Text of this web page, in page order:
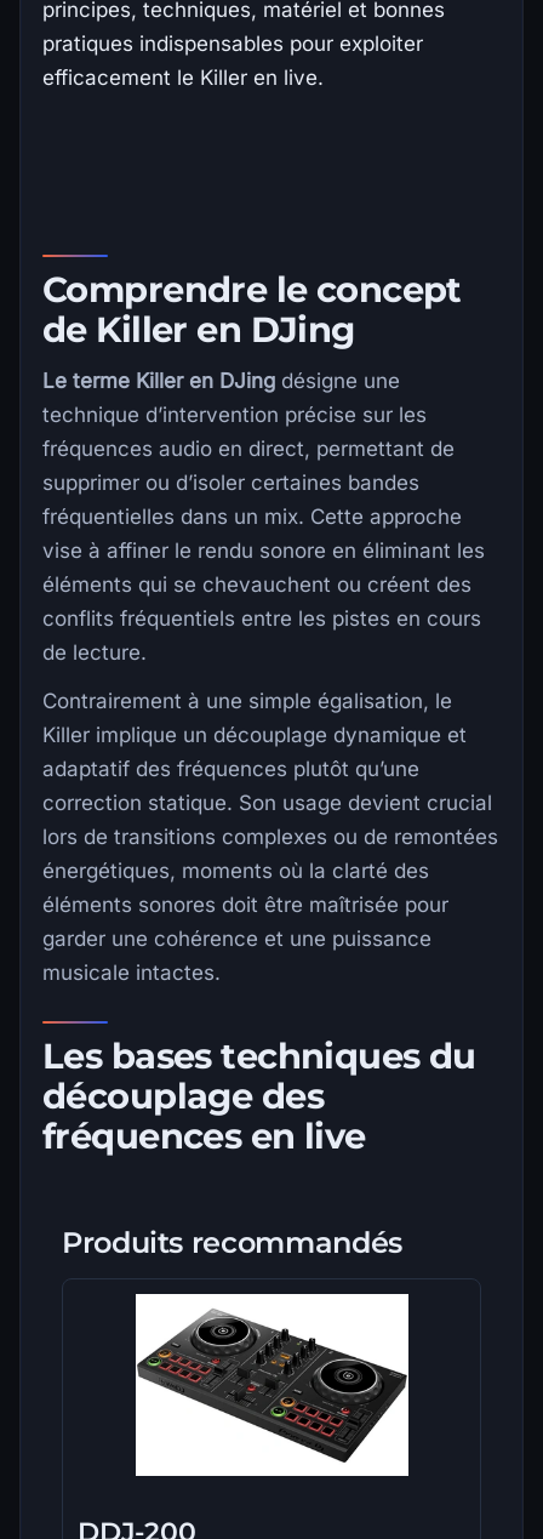
principes, techniques, matériel et bonnes
pratiques indispensables pour exploiter
efficacement le Killer en live.
Comprendre le concept
de Killer en DJing
Le terme Killer en DJing désigne une
technique d’intervention précise sur les
fréquences audio en direct, permettant de
supprimer ou d’isoler certaines bandes
fréquentielles dans un mix. Cette approche
vise à affiner le rendu sonore en éliminant les
éléments qui se chevauchent ou créent des
conflits fréquentiels entre les pistes en cours
de lecture.
Contrairement à une simple égalisation, le
Killer implique un découplage dynamique et
adaptatif des fréquences plutôt qu’une
correction statique. Son usage devient crucial
lors de transitions complexes ou de remontées
énergétiques, moments où la clarté des
éléments sonores doit être maîtrisée pour
garder une cohérence et une puissance
musicale intactes.
Les bases techniques du
découplage des
fréquences en live
Produits recommandés